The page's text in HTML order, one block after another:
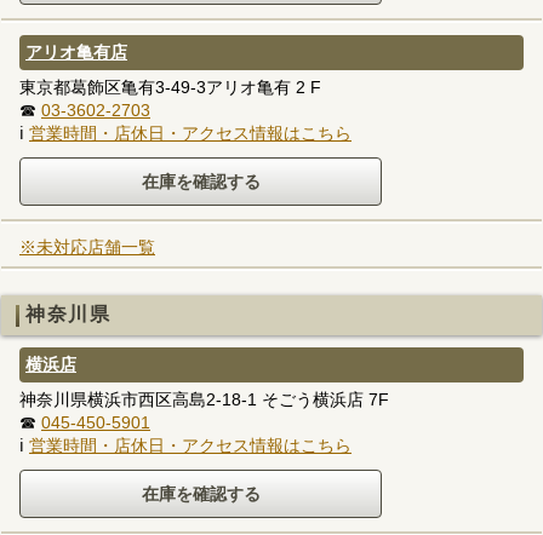
アリオ亀有店
東京都葛飾区亀有3-49-3アリオ亀有 2 F
☎ 03-3602-2703
ℹ 営業時間・店休日・アクセス情報はこちら
※未対応店舗一覧
神奈川県
横浜店
神奈川県横浜市西区高島2-18-1 そごう横浜店 7F
☎ 045-450-5901
ℹ 営業時間・店休日・アクセス情報はこちら